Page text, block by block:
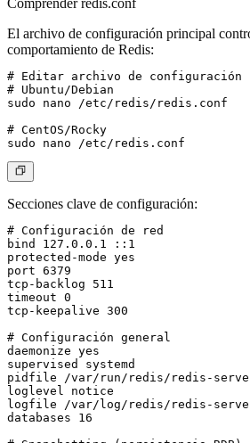
Comprender redis.conf
El archivo de configuración principal
comportamiento de Redis:
# Editar archivo de configuración
# Ubuntu/Debian
sudo nano /etc/redis/redis.conf
# CentOS/Rocky
Secciones clave de configuración:
# Configuración de red
bind 127.0.0.1 ::1
protected-mode yes
port 6379
tcp-backlog 511
timeout 0
tcp-keepalive 300
# Configuración general
daemonize yes
supervised systemd
pidfile /var/run/redis/redis-
loglevel notice
logfile /var/log/redis/redis-
databases 16